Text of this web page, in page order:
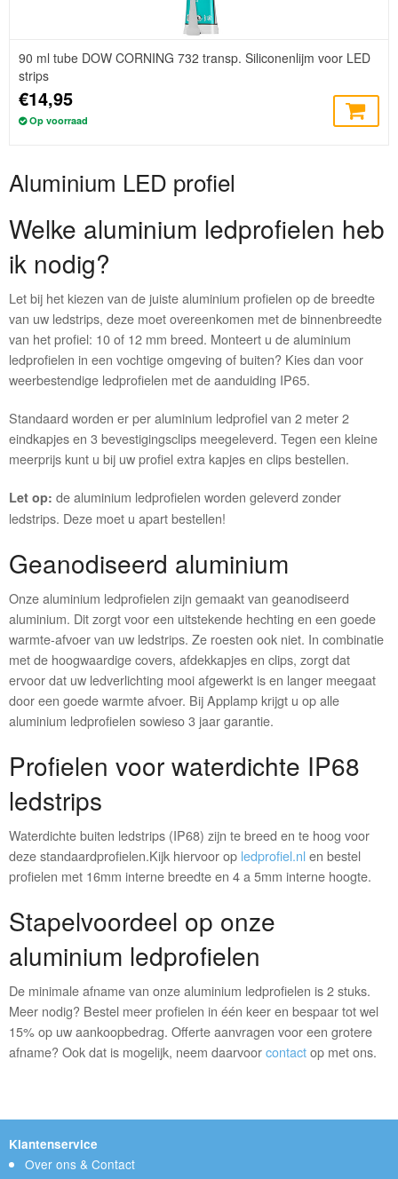
90 ml tube DOW CORNING 732 transp. Siliconenlijm voor LED
strips
€14,95
Op voorraad
Aluminium LED profiel
Welke aluminium ledprofielen heb
ik nodig?
Let bij het kiezen van de juiste aluminium profielen op de breedte
van uw ledstrips, deze moet overeenkomen met de binnenbreedte
van het profiel: 10 of 12 mm breed. Monteert u de aluminium
ledprofielen in een vochtige omgeving of buiten? Kies dan voor
weerbestendige ledprofielen met de aanduiding IP65.
Standaard worden er per aluminium ledprofiel van 2 meter 2
eindkapjes en 3 bevestigingsclips meegeleverd. Tegen een kleine
meerprijs kunt u bij uw profiel extra kapjes en clips bestellen.
Let op: de aluminium ledprofielen worden geleverd zonder
ledstrips. Deze moet u apart bestellen!
Geanodiseerd aluminium
Onze aluminium ledprofielen zijn gemaakt van geanodiseerd
aluminium. Dit zorgt voor een uitstekende hechting en een goede
warmte-afvoer van uw ledstrips. Ze roesten ook niet. In combinatie
met de hoogwaardige covers, afdekkapjes en clips, zorgt dat
ervoor dat uw ledverlichting mooi afgewerkt is en langer meegaat
door een goede warmte afvoer. Bij Applamp krijgt u op alle
aluminium ledprofielen sowieso 3 jaar garantie.
Profielen voor waterdichte IP68
ledstrips
Waterdichte buiten ledstrips (IP68) zijn te breed en te hoog voor
deze standaardprofielen.Kijk hiervoor op ledprofiel.nlen bestel
profielen met 16mm interne breedte en 4 a 5mm interne hoogte.
Stapelvoordeel op onze
aluminium ledprofielen
De minimale afname van onze aluminium ledprofielen is 2 stuks.
Meer nodig? Bestel meer profielen in één keer en bespaar tot wel
15% op uw aankoopbedrag. Offerte aanvragen voor een grotere
afname? Ook dat is mogelijk, neem daarvoorcontactop met ons.
Klantenservice
Over ons & Contact